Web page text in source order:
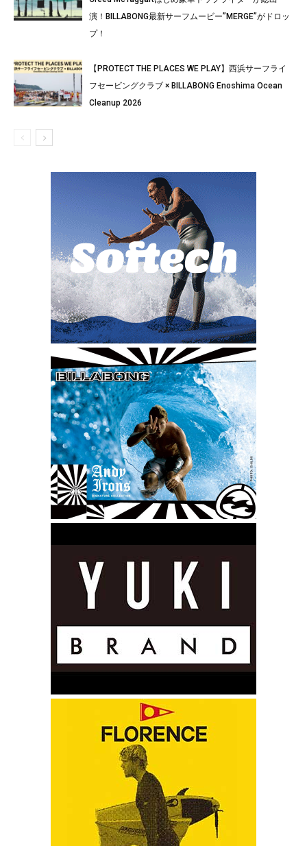
演！BILLABONG最新サーフムービー”MERGE”がドロッ
プ！
【PROTECT THE PLACES WE PLAY】西浜サーフライ
フセービングクラブ × BILLABONG Enoshima Ocean
Cleanup 2026